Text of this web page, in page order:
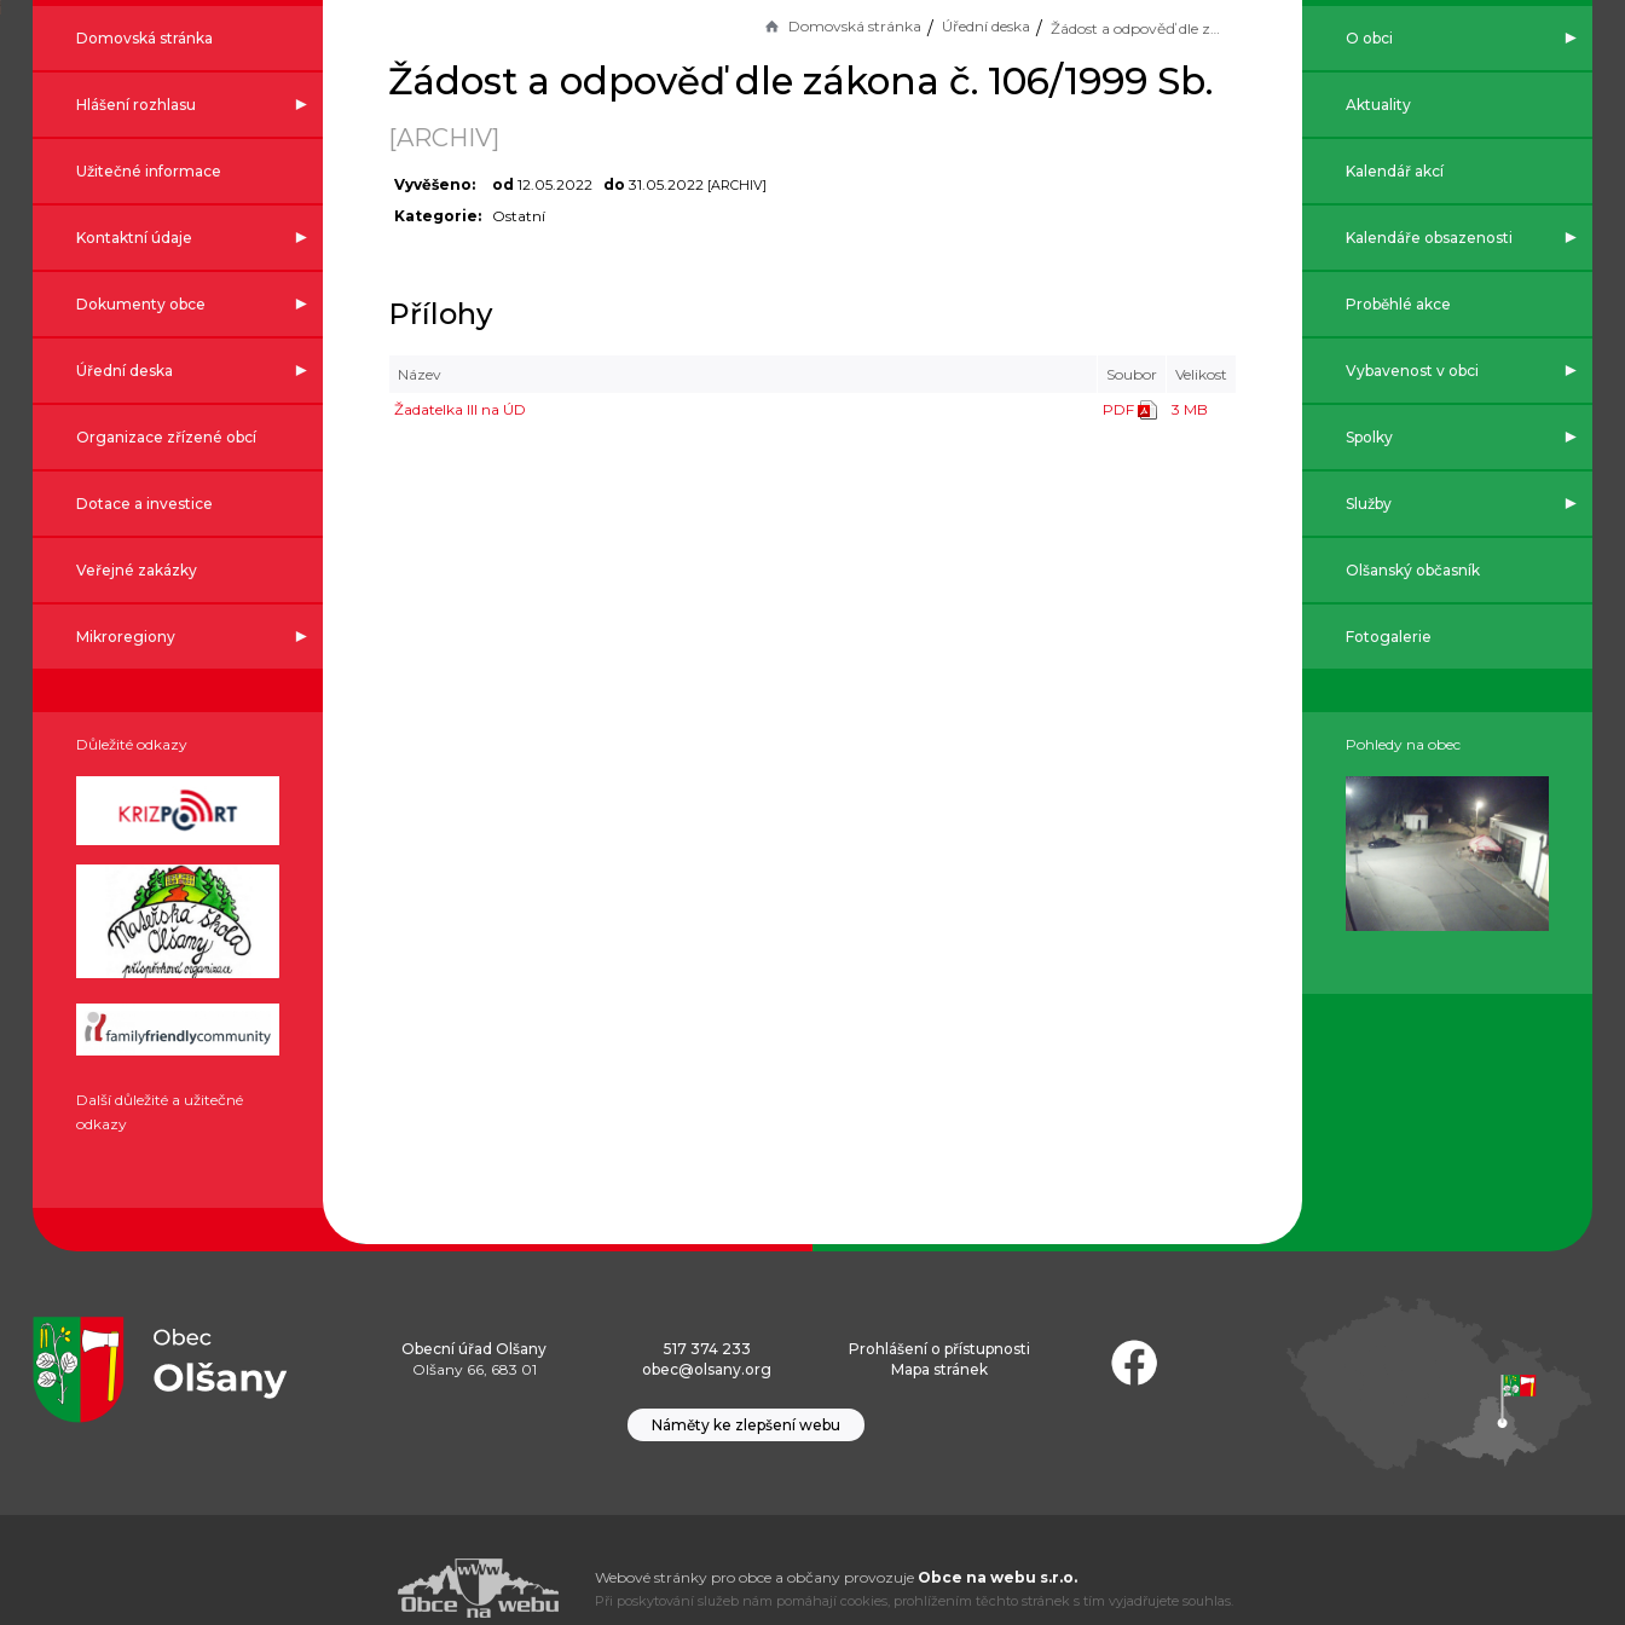
Domovská stránka
Hlášení rozhlasu
Užitečné informace
Kontaktní údaje
Dokumenty obce
Úřední deska
Organizace zřízené obcí
Dotace a investice
Veřejné zakázky
Mikroregiony
Důležité odkazy
Další důležité a užitečné
odkazy
Domovská stránka Úřední deska Žádost a odpověď dle zákona č. 106/1999 Sb.
Žádost a odpověď dle zákona č. 106/1999 Sb.
[ARCHIV]
Vyvěšeno: od 12.05.2022 do 31.05.2022 [ARCHIV]
Kategorie: Ostatní
Přílohy
Název Soubor
Velikost
Žadatelka III na ÚD
PDF 3 MB
O obci
Aktuality
Kalendář akcí
Kalendáře obsazenosti
Proběhlé akce
Vybavenost v obci
Spolky
Služby
Olšanský občasník
Fotogalerie
Pohledy na obec
Obecní úřad Olšany
Olšany 66, 683 01
517 374 233
obec@olsany.org
Prohlášení o přístupnosti
Mapa stránek
Náměty ke zlepšení webu
Webové stránky pro obce a občany provozuje Obce na webu s.r.o.
Při poskytování služeb nám pomáhají cookies, prohlížením těchto stránek s tím vyjadřujete souhlas.